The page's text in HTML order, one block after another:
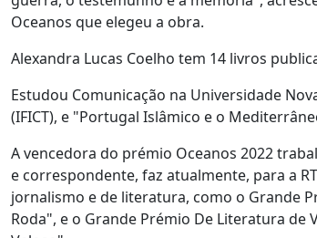
Oceanos que elegeu a obra.
Alexandra Lucas Coelho tem 14 livros
Estudou Comunicação na Universidade
(IFICT), e "Portugal Islâmico e o
A vencedora do prémio Oceanos 2022
e correspondente, faz atualmente, para a
jornalismo e de literatura, como o Grande
Roda", e o Grande Prémio De Literatura de